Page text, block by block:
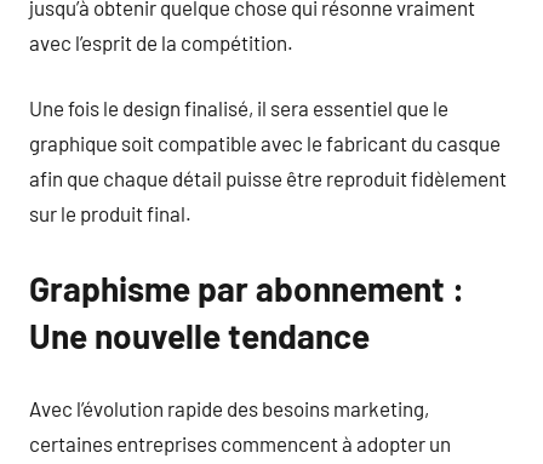
jusqu’à obtenir quelque chose qui résonne vraiment
avec l’esprit de la compétition.
Une fois le design finalisé, il sera essentiel que le
graphique soit compatible avec le fabricant du casque
afin que chaque détail puisse être reproduit fidèlement
sur le produit final.
Graphisme par abonnement :
Une nouvelle tendance
Avec l’évolution rapide des besoins marketing,
certaines entreprises commencent à adopter un